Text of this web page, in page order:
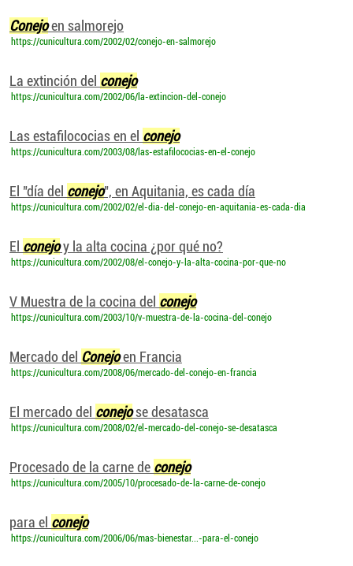
Conejoen salmorejo
https://cunicultura.com/2002/02/conejo-en-salmorejo
La extinción del conejo
https://cunicultura.com/2002/06/la-extincion-del-conejo
Las estafilococias en el conejo
https://cunicultura.com/2003/08/las-estafilococias-en-el-conejo
El "día del conejo", en Aquitania, es cada día
https://cunicultura.com/2002/02/el-dia-del-conejo-en-aquitania-es-cada-dia
El conejoy la alta cocina ¿por qué no?
https://cunicultura.com/2002/08/el-conejo-y-la-alta-cocina-por-que-no
V Muestra de la cocina del conejo
https://cunicultura.com/2003/10/v-muestra-de-la-cocina-del-conejo
Mercado del Conejoen Francia
https://cunicultura.com/2008/06/mercado-del-conejo-en-francia
El mercado del conejose desatasca
https://cunicultura.com/2008/02/el-mercado-del-conejo-se-desatasca
Procesado de la carne de conejo
https://cunicultura.com/2005/10/procesado-de-la-carne-de-conejo
para el conejo
https://cunicultura.com/2006/06/mas-bienestar...-para-el-conejo